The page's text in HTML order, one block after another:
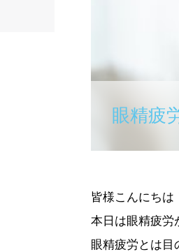
眼精疲
皆様こんにちは
本日は眼精疲労
眼精疲労とは目